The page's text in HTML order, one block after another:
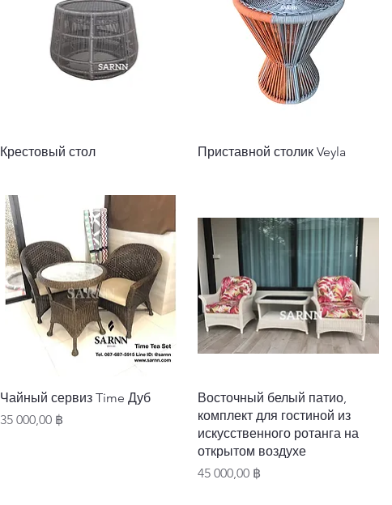
Быстрый просмотр
Крестовый стол Быстрый просмотр
Приставной столик Veyla
Быстрый просмотр
Чайный сервиз Time Дуб
Цена
35 000,00 ฿
Быстрый просмотр
Восточный белый патио,
комплект для гостиной из
искусственного ротанга на
открытом воздухе
Цена
45 000,00 ฿